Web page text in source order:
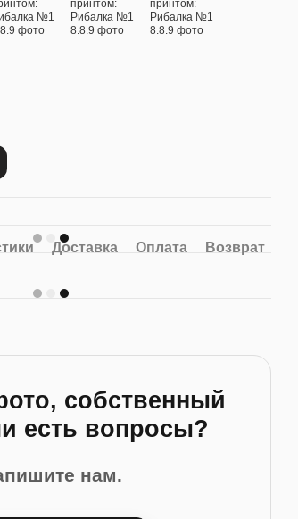
Доставка Оплата Возврат
собственный
есть вопросы?
нам.